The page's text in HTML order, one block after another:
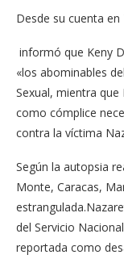
Desde su cuenta
informó que Keny
«los abominables
Sexual, mientra
como cómplice
contra la víctima
Según la autopsia
Monte, Caracas,
del Servicio
reportada como